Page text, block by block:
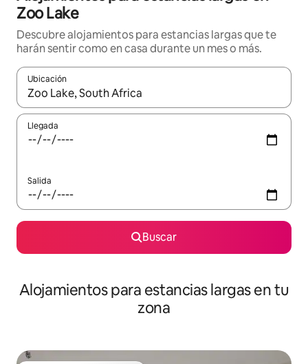
Zoo Lake
Descubre alojamientos para estancias largas que te
harán sentir como en casa durante un mes o más.
Ubicación
Cuando los resultados estén disponibles, podrás navegar
Llegada
Salida
Buscar
Alojamientos para estancias largas en tu
zona